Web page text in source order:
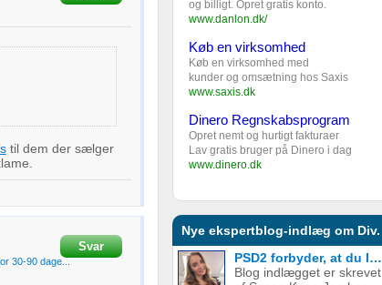
til dem der sælger
30-90 dage...
Svar
og billigt. Opret gratis konto.
www.danlon.dk/
Køb en virksomhed
Køb en virksomhed med
kunder og omsætning hos Saxis
www.saxis.dk
Dinero Regnskabsprogram
Opret nemt og hurtigt fakturaer
Lav gratis bruger på Dinero i dag
www.dinero.dk
Nye ekspertblog-indlæg om Div.
PSD2 forbyder, at du lægger kortgebyret ud til dine kunder fra 1. januar 2018
Blog indlægget er skrevet